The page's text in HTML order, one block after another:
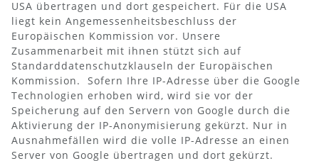
USA übertragen und dort gespeichert. Für die USA
liegt kein Angemessenheitsbeschluss der
Europäischen Kommission vor. Unsere
Zusammenarbeit mit ihnen stützt sich auf
Standarddatenschutzklauseln der Europäischen
Kommission. Sofern Ihre IP-Adresse über die Google
Technologien erhoben wird, wird sie vor der
Speicherung auf den Servern von Google durch die
Aktivierung der IP-Anonymisierung gekürzt. Nur in
Ausnahmefällen wird die volle IP-Adresse an einen
Server von Google übertragen und dort gekürzt.